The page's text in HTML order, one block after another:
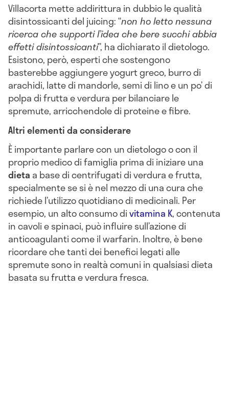
Villacorta mette addirittura in dubbio le qualità
disintossicanti del juicing: “non ho letto nessuna
ricerca che supporti l’idea che bere succhi abbia
effetti disintossicanti”, ha dichiarato il dietologo.
Esistono, però, esperti che sostengono
basterebbe aggiungere yogurt greco, burro di
arachidi, latte di mandorle, semi di lino e un po’ di
polpa di frutta e verdura per bilanciare le
spremute, arricchendole di proteine e fibre.
Altri elementi da considerare
È importante parlare con un dietologo o con il
proprio medico di famiglia prima di iniziare una
dieta a base di centrifugati di verdura e frutta,
specialmente se si è nel mezzo di una cura che
richiede l’utilizzo quotidiano di medicinali. Per
esempio, un alto consumo divitamina K, contenuta
in cavoli e spinaci, può influire sull’azione di
anticoagulanti come il warfarin. Inoltre, è bene
ricordare che tanti dei benefici legati alle
spremute sono in realtà comuni in qualsiasi dieta
basata su frutta e verdura fresca.